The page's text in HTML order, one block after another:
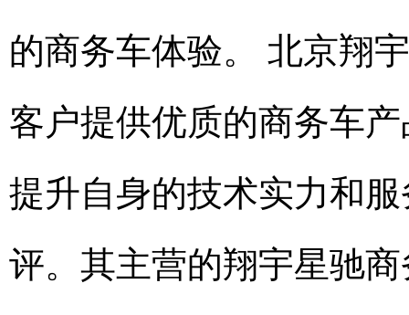
的商务车体验。 北京翔
客户提供优质的商务车
提升自身的技术实力和
评。其主营的翔宇星驰